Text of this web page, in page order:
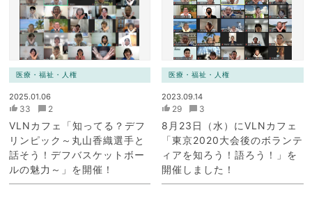
医療・福祉・人権
2025.01.06
33 2
VLNカフェ「知ってる？デフ
リンピック～丸山香織選手と
話そう！デフバスケットボー
ルの魅力～」を開催！
医療・福祉・人権
2023.09.14
29 3
8月23日（水）にVLNカフェ
「東京2020大会後のボランテ
ィアを知ろう！語ろう！」を
開催しました！